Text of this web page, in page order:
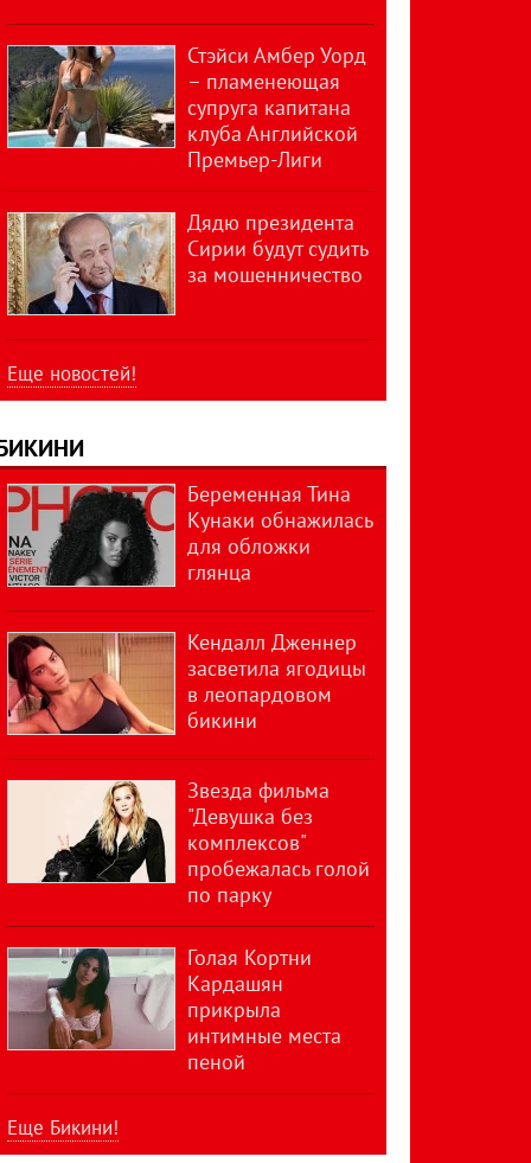
Стэйси Амбер Уорд
– пламенеющая
супруга капитана
клуба Английской
Премьер-Лиги
Дядю президента
Сирии будут судить
за мошенничество
Еще новостей!
Беременная Тина
Кунаки обнажилась
для обложки
глянца
Кендалл Дженнер
засветила ягодицы
в леопардовом
бикини
Звезда фильма
"Девушка без
комплексов"
пробежалась голой
по парку
Голая Кортни
Кардашян
прикрыла
интимные места
пеной
Еще Бикини!